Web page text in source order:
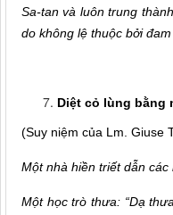
Sa-tan và luôn trung
do không lệ thuộc bởi
Diệt cỏ lùng bằng
(Suy niệm của Lm. Giuse
Một nhà hiền triết dẫn
Một học trò thưa: “Dạ